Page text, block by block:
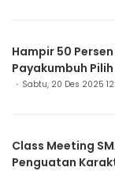
Hampir 50 Persen
Payakumbuh
Sabtu, 20 Des 2025
Class Meeting
Penguatan